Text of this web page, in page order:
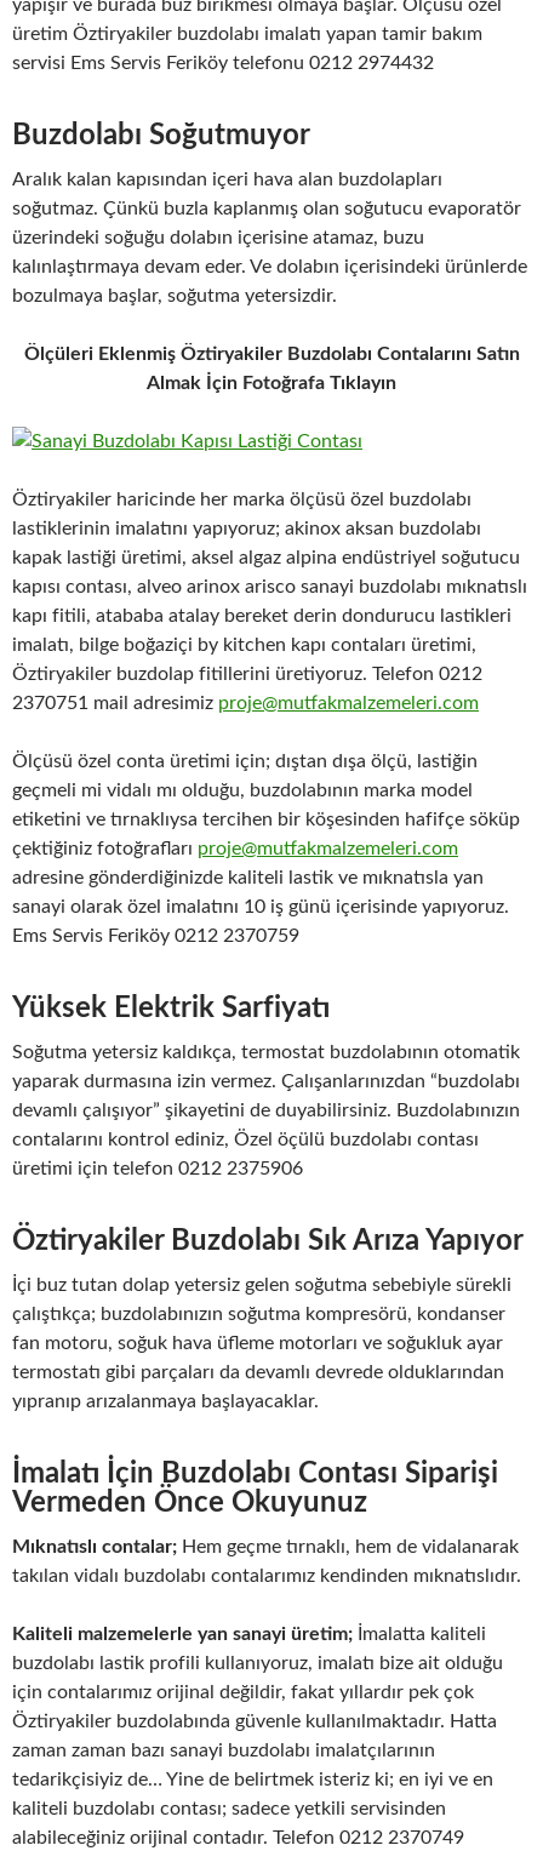
yapışır ve burada buz birikmesi olmaya başlar. Ölçüsü özel
üretim Öztiryakiler buzdolabı imalatı yapan tamir bakım
servisi Ems Servis Feriköy telefonu 0212 2974432
Buzdolabı Soğutmuyor
Aralık kalan kapısından içeri hava alan buzdolapları
soğutmaz. Çünkü buzla kaplanmış olan soğutucu evaporatör
üzerindeki soğuğu dolabın içerisine atamaz, buzu
kalınlaştırmaya devam eder. Ve dolabın içerisindeki ürünlerde
bozulmaya başlar, soğutma yetersizdir.
Ölçüleri Eklenmiş Öztiryakiler Buzdolabı Contalarını Satın
Almak İçin Fotoğrafa Tıklayın
Öztiryakiler haricinde her marka ölçüsü özel buzdolabı
lastiklerinin imalatını yapıyoruz; akinox aksan buzdolabı
kapak lastiği üretimi, aksel algaz alpina endüstriyel soğutucu
kapısı contası, alveo arinox arisco sanayi buzdolabı mıknatıslı
kapı fitili, atababa atalay bereket derin dondurucu lastikleri
imalatı, bilge boğaziçi by kitchen kapı contaları üretimi,
Öztiryakiler buzdolap fitillerini üretiyoruz. Telefon 0212
2370751 mail adresimiz proje@mutfakmalzemeleri.com
Ölçüsü özel conta üretimi için; dıştan dışa ölçü, lastiğin
geçmeli mi vidalı mı olduğu, buzdolabının marka model
etiketini ve tırnaklıysa tercihen bir köşesinden hafifçe söküp
çektiğiniz fotoğrafları proje@mutfakmalzemeleri.com
adresine gönderdiğinizde kaliteli lastik ve mıknatısla yan
sanayi olarak özel imalatını 10 iş günü içerisinde yapıyoruz.
Ems Servis Feriköy 0212 2370759
Yüksek Elektrik Sarfiyatı
Soğutma yetersiz kaldıkça, termostat buzdolabının otomatik
yaparak durmasına izin vermez. Çalışanlarınızdan “buzdolabı
devamlı çalışıyor” şikayetini de duyabilirsiniz. Buzdolabınızın
contalarını kontrol ediniz, Özel öçülü buzdolabı contası
üretimi için telefon 0212 2375906
Öztiryakiler Buzdolabı Sık Arıza Yapıyor
İçi buz tutan dolap yetersiz gelen soğutma sebebiyle sürekli
çalıştıkça; buzdolabınızın soğutma kompresörü, kondanser
fan motoru, soğuk hava üfleme motorları ve soğukluk ayar
termostatı gibi parçaları da devamlı devrede olduklarından
yıpranıp arızalanmaya başlayacaklar.
İmalatı İçin Buzdolabı Contası Siparişi
Vermeden Önce Okuyunuz
Mıknatıslı contalar; Hem geçme tırnaklı, hem de vidalanarak
takılan vidalı buzdolabı contalarımız kendinden mıknatıslıdır.
Kaliteli malzemelerle yan sanayi üretim; İmalatta kaliteli
buzdolabı lastik profili kullanıyoruz, imalatı bize ait olduğu
için contalarımız orijinal değildir, fakat yıllardır pek çok
Öztiryakiler buzdolabında güvenle kullanılmaktadır. Hatta
zaman zaman bazı sanayi buzdolabı imalatçılarının
tedarikçisiyiz de… Yine de belirtmek isteriz ki; en iyi ve en
kaliteli buzdolabı contası; sadece yetkili servisinden
alabileceğiniz orijinal contadır. Telefon 0212 2370749